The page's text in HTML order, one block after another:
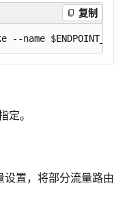
复制
。
置，将部分流量路由